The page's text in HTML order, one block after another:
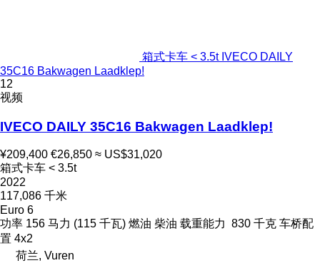
箱式卡车 < 3.5t IVECO DAILY
35C16 Bakwagen Laadklep!
12
视频
IVECO DAILY 35C16 Bakwagen Laadklep!
¥209,400 €26,850 ≈ US$31,020
箱式卡车 < 3.5t
2022
117,086 千米
Euro 6
功率 156 马力 (115 千瓦) 燃油 柴油 载重能力 830 千克 车桥配
置 4x2
荷兰, Vuren